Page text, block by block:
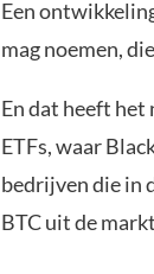
Een
mag noemen,
En dat heeft het
ETFs, waar
bedrijven die in
BTC uit de